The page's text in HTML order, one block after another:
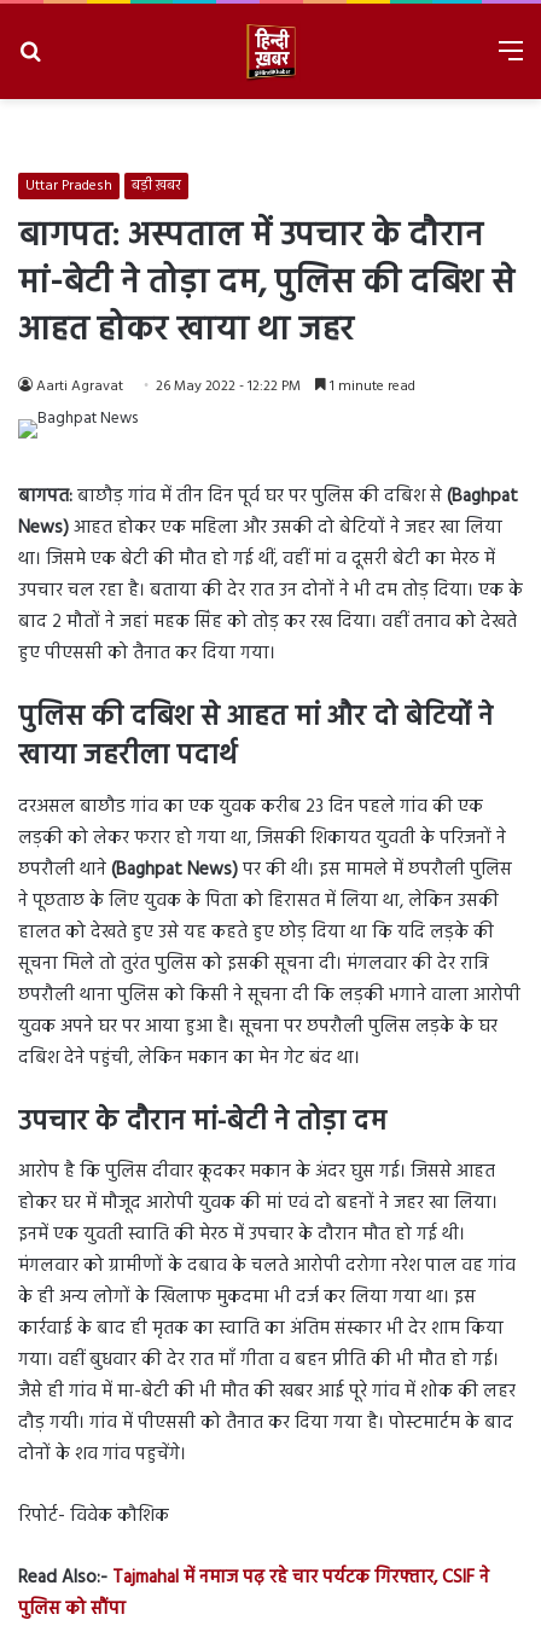
Uttar Pradesh बड़ी ख़बर
बागपत: अस्पताल में उपचार के दौरान
मां-बेटी ने तोड़ा दम, पुलिस की दबिश से
आहत होकर खाया था जहर
Aarti Agravat 26 May 2022 - 12:22 PM 1 minute read
बागपत:बाछौड़ गांव में तीन दिन पूर्व घर पर पुलिस की दबिश से(Baghpat
News)आहत होकर एक महिला और उसकी दो बेटियों ने जहर खा लिया
था। जिसमे एक बेटी की मौत हो गई थीं, वहीं मां व दूसरी बेटी का मेरठ में
उपचार चल रहा है। बताया की देर रात उन दोनों ने भी दम तोड़ दिया। एक के
बाद 2 मौतों ने जहां महक सिंह को तोड़ कर रख दिया। वहीं तनाव को देखते
हुए पीएससी को तैनात कर दिया गया।
पुलिस की दबिश से आहत मां और दो बेटियों ने
खाया जहरीला पदार्थ
दरअसल बाछौड गांव का एक युवक करीब 23 दिन पहले गांव की एक
लड़की को लेकर फरार हो गया था, जिसकी शिकायत युवती के परिजनों ने
छपरौली थाने(Baghpat News)पर की थी। इस मामले में छपरौली पुलिस
ने पूछताछ के लिए युवक के पिता को हिरासत में लिया था, लेकिन उसकी
हालत को देखते हुए उसे यह कहते हुए छोड़ दिया था कि यदि लड़के की
सूचना मिले तो तुरंत पुलिस को इसकी सूचना दी। मंगलवार की देर रात्रि
छपरौली थाना पुलिस को किसी ने सूचना दी कि लड़की भगाने वाला आरोपी
युवक अपने घर पर आया हुआ है। सूचना पर छपरौली पुलिस लड़के के घर
दबिश देने पहुंची, लेकिन मकान का मेन गेट बंद था।
उपचार के दौरान मां-बेटी ने तोड़ा दम
आरोप है कि पुलिस दीवार कूदकर मकान के अंदर घुस गई। जिससे आहत
होकर घर में मौजूद आरोपी युवक की मां एवं दो बहनों ने जहर खा लिया।
इनमें एक युवती स्वाति की मेरठ में उपचार के दौरान मौत हो गई थी।
मंगलवार को ग्रामीणों के दबाव के चलते आरोपी दरोगा नरेश पाल वह गांव
के ही अन्य लोगों के खिलाफ मुकदमा भी दर्ज कर लिया गया था। इस
कार्रवाई के बाद ही मृतक का स्वाति का अंतिम संस्कार भी देर शाम किया
गया। वहीं बुधवार की देर रात माँ गीता व बहन प्रीति की भी मौत हो गई।
जैसे ही गांव में मा-बेटी की भी मौत की खबर आई पूरे गांव में शोक की लहर
दौड़ गयी। गांव में पीएससी को तैनात कर दिया गया है। पोस्टमार्टम के बाद
दोनों के शव गांव पहुचेंगे।
रिपोर्ट- विवेक कौशिक
Read Also:- Tajmahal में नमाज पढ़ रहे चार पर्यटक गिरफ्तार, CSIF ने
पुलिस को सौंपा